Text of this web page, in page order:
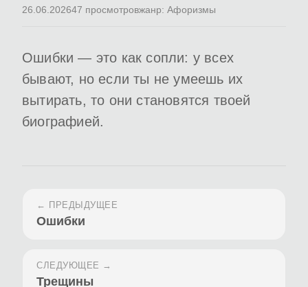
26.06.202647 просмотровжанр: Афоризмы
Ошибки — это как сопли: у всех
бывают, но если ты не умеешь их
вытирать, то они становятся твоей
биографией.
← ПРЕДЫДУЩЕЕ
Ошибки
СЛЕДУЮЩЕЕ →
Трещины